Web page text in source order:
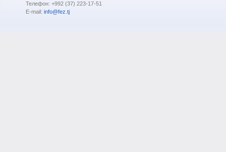
Телефон: +992 (37) 223-17-51
E-mail: info@fez.tj